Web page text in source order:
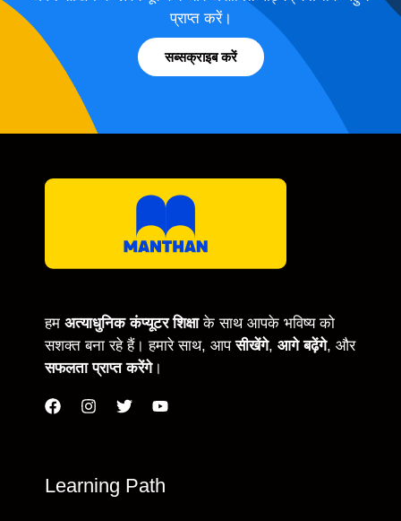
प्राप्त करें।
सब्सक्राइब करें
हम अत्याधुनिक कंप्यूटर शिक्षाके साथ आपके भविष्य को
सशक्त बना रहे हैं। हमारे साथ, आपसीखेंगे, आगे बढ़ेंगे, और
सफलता प्राप्त करेंगे।
Learning Path